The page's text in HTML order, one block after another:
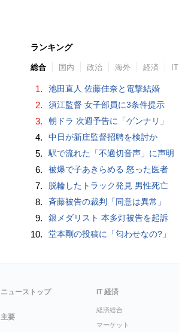
ランキング
総合 国内 政治 海外 経済 IT
1. 池田直人 佐藤佳奈と電撃結婚
2. 須江監督 女子部員に3条件提示
3. 朝ドラ 次週予告に「ゲンナリ」
4. 中日が新庄監督招聘を検討か
5. 駅で流れた「不適切音声」に声明
6. 被爆で子あきらめる 怒った医者
7. 脱輪したトラック発見 男性死亡
8. 斉藤被告の裁判「同意は異常」
9. 銀メダリスト 本多灯被告を起訴
10. 堂本剛の投稿に「匂わせなの?」
ニューストップ
主要
IT 経済
経済総合
マーケット